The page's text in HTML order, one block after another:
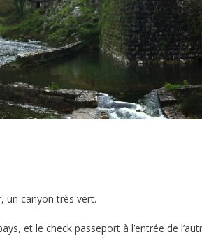
un canyon très vert.
et le check passeport à l’entrée de